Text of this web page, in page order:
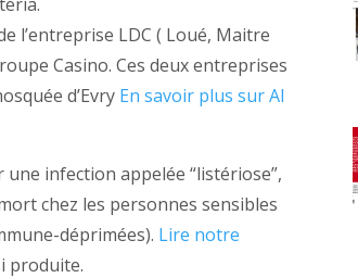
l’entreprise LDC ( Loué, Maitre
Casino. Ces deux entreprises
d’Evry En savoir plus sur Al
infection appelée “listériose”,
chez les personnes sensibles
déprimées). Lire notre
produite.